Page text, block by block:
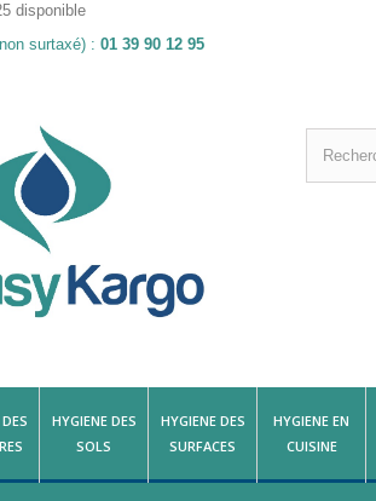
surtaxé) : 01 39 90 12 95
HYGIENE DES
SOLS
HYGIENE DES
SURFACES
HYGIENE EN
CUISINE